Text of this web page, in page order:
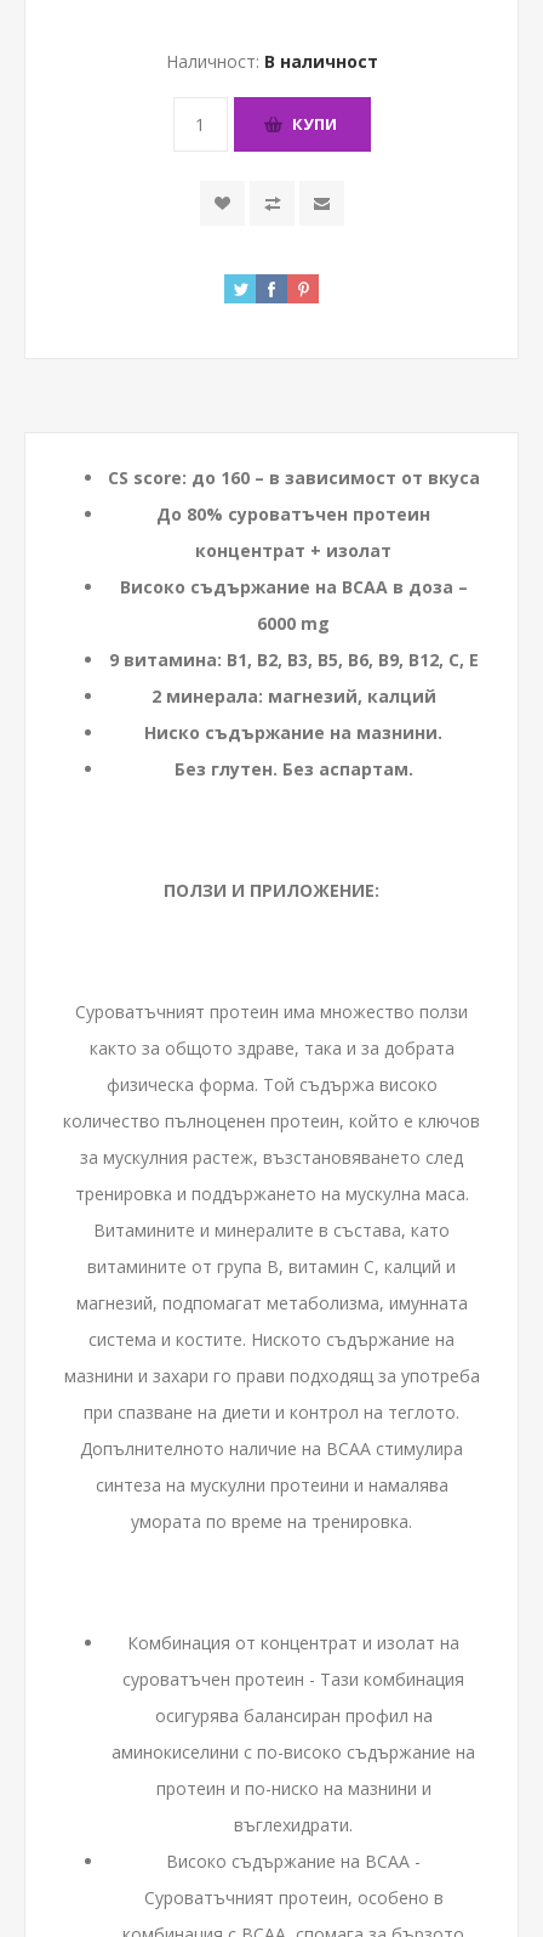
Наличност: В наличност
КУПИ
CS score: до 160 – в зависимост от вкуса
До 80% суроватъчен протеин
концентрат + изолат
Високо съдържание на BCAA в доза –
6000 mg
9 витамина: B1, B2, B3, B5, B6, B9, B12, C, E
2 минерала: магнезий, калций
Ниско съдържание на мазнини.
Без глутен. Без аспартам.
ПОЛЗИ И ПРИЛОЖЕНИЕ:
Суроватъчният протеин има множество ползи
както за общото здраве, така и за добрата
физическа форма. Той съдържа високо
количество пълноценен протеин, който е ключов
за мускулния растеж, възстановяването след
тренировка и поддържането на мускулна маса.
Витамините и минералите в състава, като
витамините от група В, витамин С, калций и
магнезий, подпомагат метаболизма, имунната
система и костите. Ниското съдържание на
мазнини и захари го прави подходящ за употреба
при спазване на диети и контрол на теглото.
Допълнителното наличие на BCAA стимулира
синтеза на мускулни протеини и намалява
умората по време на тренировка.
Комбинация от концентрат и изолат на
суроватъчен протеин - Тази комбинация
осигурява балансиран профил на
аминокиселини с по-високо съдържание на
протеин и по-ниско на мазнини и
въглехидрати.
Високо съдържание на BCAA -
Суроватъчният протеин, особено в